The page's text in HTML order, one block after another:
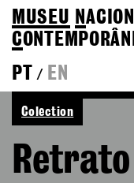
MUSEU N
C
PT
/ EN
Colection